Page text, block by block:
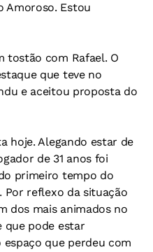
Amoroso. Estou
tostão com Rafael. O
que teve no
e aceitou proposta do
hoje. Alegando estar de
de 31 anos foi
primeiro tempo do
Por reflexo da situação
dos mais animados no
que pode estar
que perdeu com